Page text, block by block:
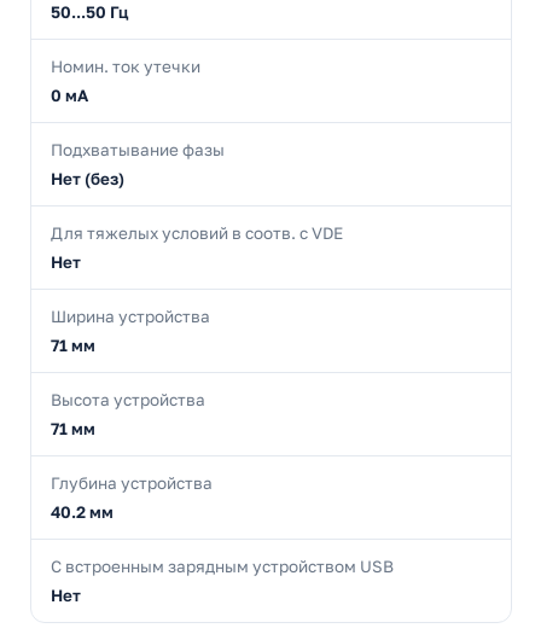
50...50 Гц
Номин. ток утечки
0 мА
Подхватывание фазы
Нет (без)
Для тяжелых условий в соотв. с VDE
Нет
Ширина устройства
71 мм
Высота устройства
71 мм
Глубина устройства
40.2 мм
С встроенным зарядным устройством USB
Нет